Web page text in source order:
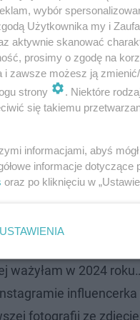
metamorfozę.
z
przemiana
zmieniać swoje
! Teraz
ile obecnie waży.
sama baba ale
ważyłam w 2024
fotografii ze
wybór
Użytkownika my i
aktywnie skanować
prosimy o zgodę na
i zawsze możesz ją
strony
. Niektóre
się takiemu
informacjami, abyś
informacje
oraz po kliknięciu w
USTAWIENIA